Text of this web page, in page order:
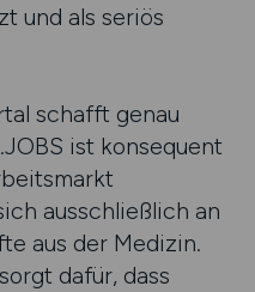
und als seriös
schafft genau
ist konsequent
ausschließlich an
aus der Medizin.
dafür, dass